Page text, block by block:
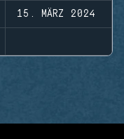
15. MÄRZ 2024